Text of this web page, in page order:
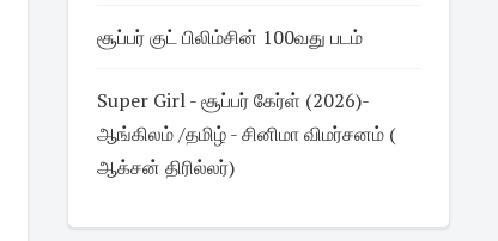
சூப்பர் குட் பிலிம்சின் 100வது படம்
Super Girl - சூப்பர் கேர்ள் (2026)-
ஆங்கிலம் /தமிழ் - சினிமா விமர்சனம் (
ஆக்சன் திரில்லர்)